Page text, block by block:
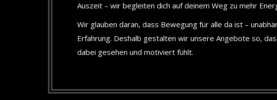
Auszeit – wir begleiten dich auf deinem Weg zu mehr
Wir glauben daran, dass Bewegung für alle da ist –
Erfahrung. Deshalb gestalten wir unsere Angebote so,
dabei gesehen und motiviert fühlt.